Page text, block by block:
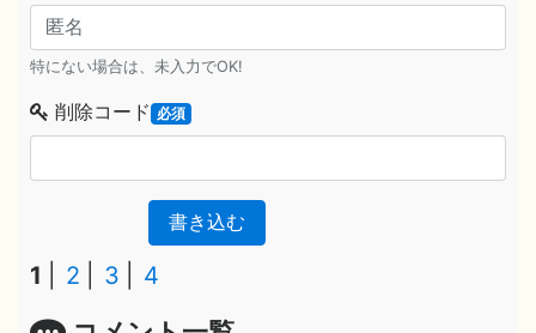
特にない場合は、未入力でOK!
削除コード 必須
書き込む
1 2 3 4